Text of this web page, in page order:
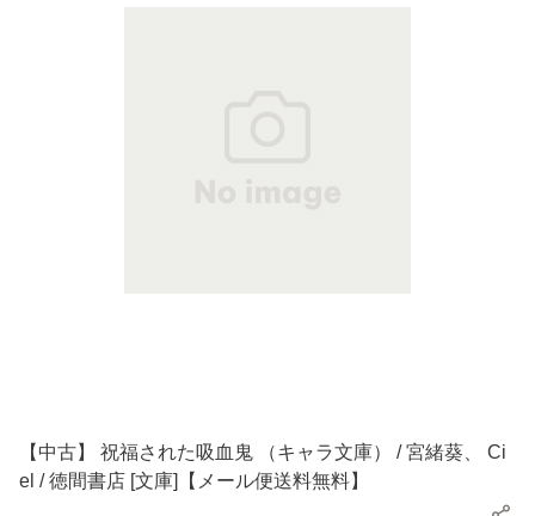
【中古】 祝福された吸血鬼 （キャラ文庫） / 宮緒葵、 Ci
el / 徳間書店 [文庫]【メール便送料無料】